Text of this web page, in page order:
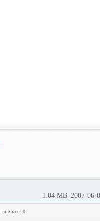
1.04 MB |2007-06-
miesiącu: 0